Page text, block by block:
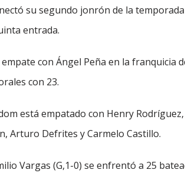
su segundo jonrón de la
entrada.
con Ángel Peña en la franquicia
con 23.
está empatado con Henry Rodríguez,
Arturo Defrites y Carmelo Castillo.
Vargas (G,1-0) se enfrentó a 25